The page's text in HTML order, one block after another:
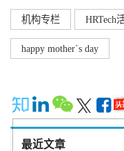
机构专栏 HRTech
happy mother`s day
最近文章